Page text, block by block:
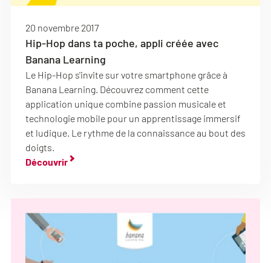
20 novembre 2017
Hip-Hop dans ta poche, appli créée avec
Banana Learning
Le Hip-Hop s'invite sur votre smartphone grâce à
Banana Learning. Découvrez comment cette
application unique combine passion musicale et
technologie mobile pour un apprentissage immersif
et ludique. Le rythme de la connaissance au bout des
doigts.
Découvrir